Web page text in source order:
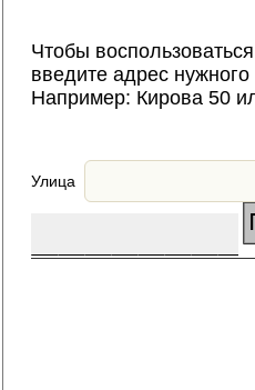
Чтобы
введите адрес
Например: Кирова 50
Улица